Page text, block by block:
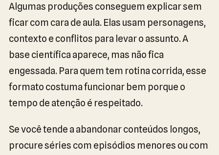
Algumas produções conseguem explicar sem
ficar com cara de aula. Elas usam personagens,
contexto e conflitos para levar o assunto. A
base científica aparece, mas não fica
engessada. Para quem tem rotina corrida, esse
formato costuma funcionar bem porque o
tempo de atenção é respeitado.
Se você tende a abandonar conteúdos longos,
procure séries com episódios menores ou com